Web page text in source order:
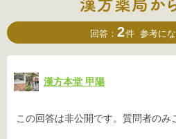
回答： 2件 参考に
漢方本堂 甲陽
この回答は非公開です。質問者のみ